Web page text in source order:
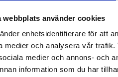
webbplats använder cookies
enhetsidentifierare för att
medier och analysera vår
medier och annons- och
information som du har
White